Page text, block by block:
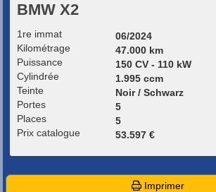
BMW X2
1re immat
06/2024
Kilométrage
47.000 km
Puissance
150 CV - 110 kW
Cylindrée
1.995 ccm
Teinte
Noir / Schwarz
Portes
5
Places
5
Prix catalogue
53.597 €
Imprimer